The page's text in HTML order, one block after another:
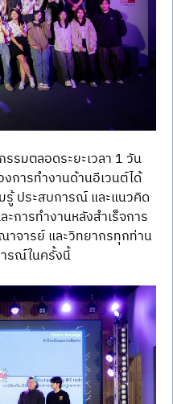
รมตลอดระยะเวลา 1 วัน
การทำงานด้านอีเวนต์ได้
รู้ ประสบการณ์ และแนวคิด
การทำงานหลังสำเร็จการ
จารย์ และวิทยากรทุกท่าน
รณ์ในครั้งนี้